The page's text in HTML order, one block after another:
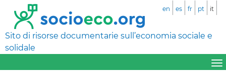
Sito di risorse documentarie sull’economia sociale e
solidale
en es fr pt it